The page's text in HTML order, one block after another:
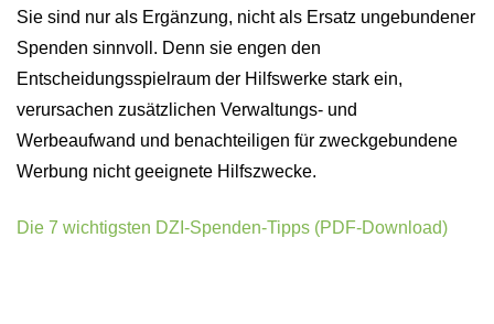
Sie sind nur als Ergänzung, nicht als Ersatz ungebundener
Spenden sinnvoll. Denn sie engen den
Entscheidungsspielraum der Hilfswerke stark ein,
verursachen zusätzlichen Verwaltungs- und
Werbeaufwand und benachteiligen für zweckgebundene
Werbung nicht geeignete Hilfszwecke.
Die 7 wichtigsten DZI-Spenden-Tipps (PDF-Download)